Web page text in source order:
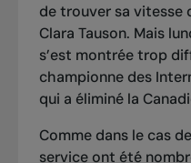
de trouver sa vitesse
Clara Tauson. Mais
s’est montrée trop
championne des
qui a éliminé la
Comme dans le cas
service ont été